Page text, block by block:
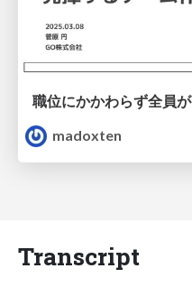
madoxten
Transcript